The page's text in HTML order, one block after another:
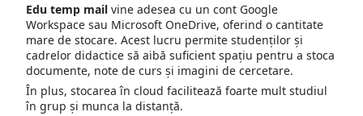
Edu temp mailvine adesea cu un cont Google
Workspace sau Microsoft OneDrive, oferind o cantitate
mare de stocare. Acest lucru permite studenților și
cadrelor didactice să aibă suficient spațiu pentru a stoca
documente, note de curs și imagini de cercetare.
În plus, stocarea în cloud facilitează foarte mult studiul
în grup și munca la distanță.